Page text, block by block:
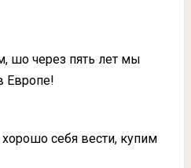
шо через пять лет мы
Европе!
себя вести, купим